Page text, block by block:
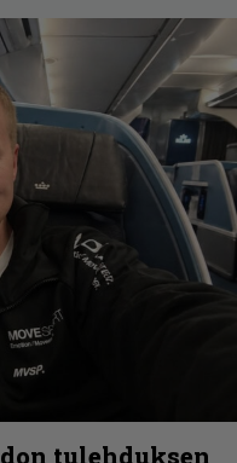
tulehduksen